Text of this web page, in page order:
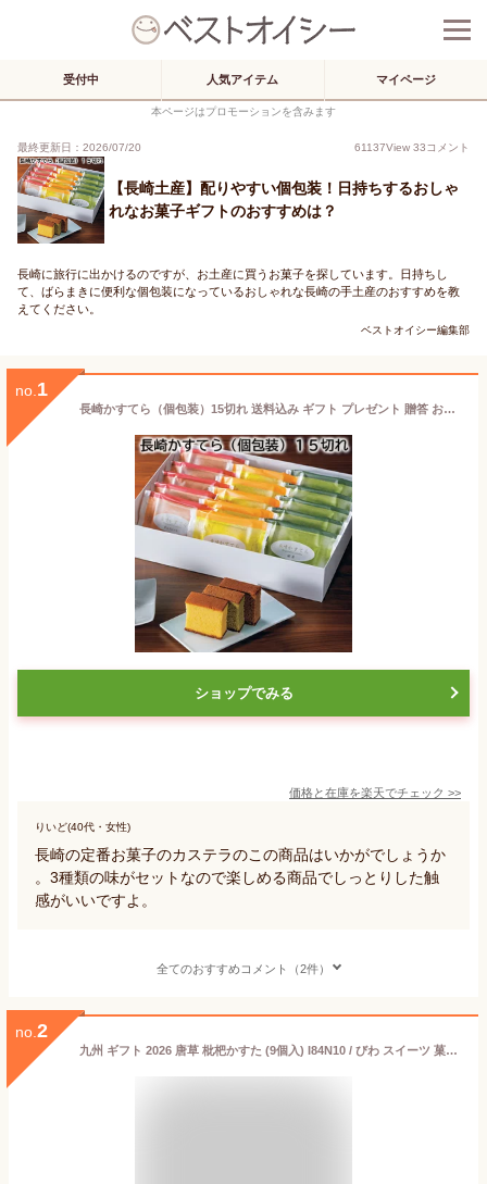
受付中 人気アイテム マイページ
本ページはプロモーションを含みます
最終更新日：2026/07/20 61137View 33コメント
【長崎土産】配りやすい個包装！日持ちするおしゃ
れなお菓子ギフトのおすすめは？
長崎に旅行に出かけるのですが、お土産に買うお菓子を探しています。日持ちし
て、ばらまきに便利な個包装になっているおしゃれな長崎の手土産のおすすめを教
えてください。
ベストオイシー編集部
no. 1
長崎かすてら（個包装）15切れ 送料込み ギフト プレゼント 贈答 お取り寄せ お土産 (レビュー記入で300円OFFクーポン配布中)
ショップでみる
価格と在庫を楽天でチェック >>
りいど(40代・女性)
長崎の定番お菓子のカステラのこの商品はいかがでしょうか
。3種類の味がセットなので楽しめる商品でしっとりした触
感がいいですよ。
全てのおすすめコメント（2件）
no. 2
九州 ギフト 2026 唐草 枇杷かすた (9個入) I84N10 / びわ スイーツ 菓子 カスタードクリーム スポンジケーキ ケーキ 洋菓子 お茶菓子 / 個包装 小分け 長崎銘菓 お取り寄せ 【長崎土産】【唐草】【常温】